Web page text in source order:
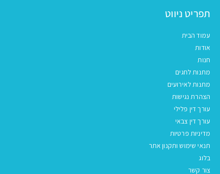
תפריט ניווט
עמוד הבית
אודות
חנות
מתנות לחגים
מתנות לאירועים
הצהרת נגישות
עורך דין פלילי
עורך דין צבאי
מדיניות פרטיות
תנאי שימוש ותקנון אתר
בלוג
צור קשר